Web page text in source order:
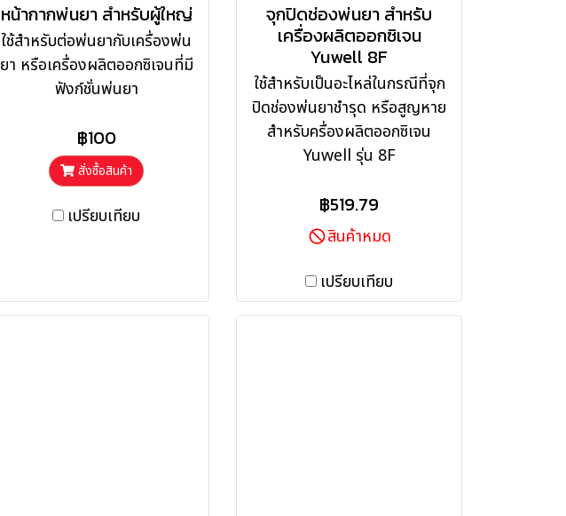
หน้ากากพ่นยา สำหรับผู้ใหญ่
ใช้สำหรับต่อพ่นยากับเครื่องพ่น
ยา หรือเครื่องผลิตออกซิเจนที่มี
ฟังก์ชั่นพ่นยา
฿100
สั่งซื้อสินค้า
เปรียบเทียบ
จุกปิดช่องพ่นยา สำหรับ
เครื่องผลิตออกซิเจน
Yuwell 8F
ใช้สำหรับเป็นอะไหล่ในกรณีที่จุก
ปิดช่องพ่นยาชำรุด หรือสูญหาย
สำหรับครื่องผลิตออกซิเจน
Yuwell รุ่น 8F
฿519.79
สินค้าหมด
เปรียบเทียบ